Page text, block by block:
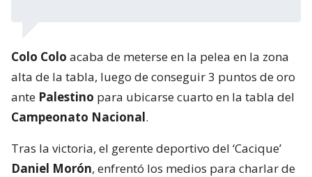
Colo Colo acaba de meterse en la pelea en la zona
alta de la tabla, luego de conseguir 3 puntos de oro
ante Palestino para ubicarse cuarto en la tabla del
Campeonato Nacional.
Tras la victoria, el gerente deportivo del ‘Cacique’
Daniel Morón, enfrentó los medios para charlar de